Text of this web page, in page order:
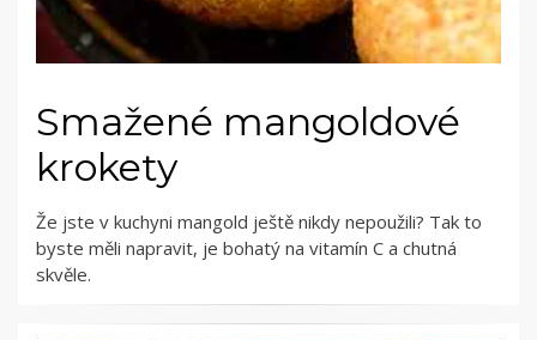
Smažené mangoldové
krokety
Že jste v kuchyni mangold ještě nikdy nepoužili? Tak to
byste měli napravit, je bohatý na vitamín C a chutná
skvěle.